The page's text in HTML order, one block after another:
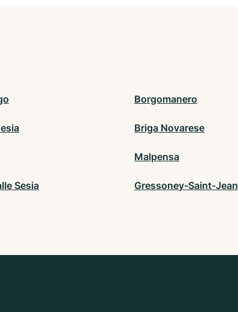
Borgomanero
Briga Novarese
Malpensa
Sesia Gressoney-Saint-Jean